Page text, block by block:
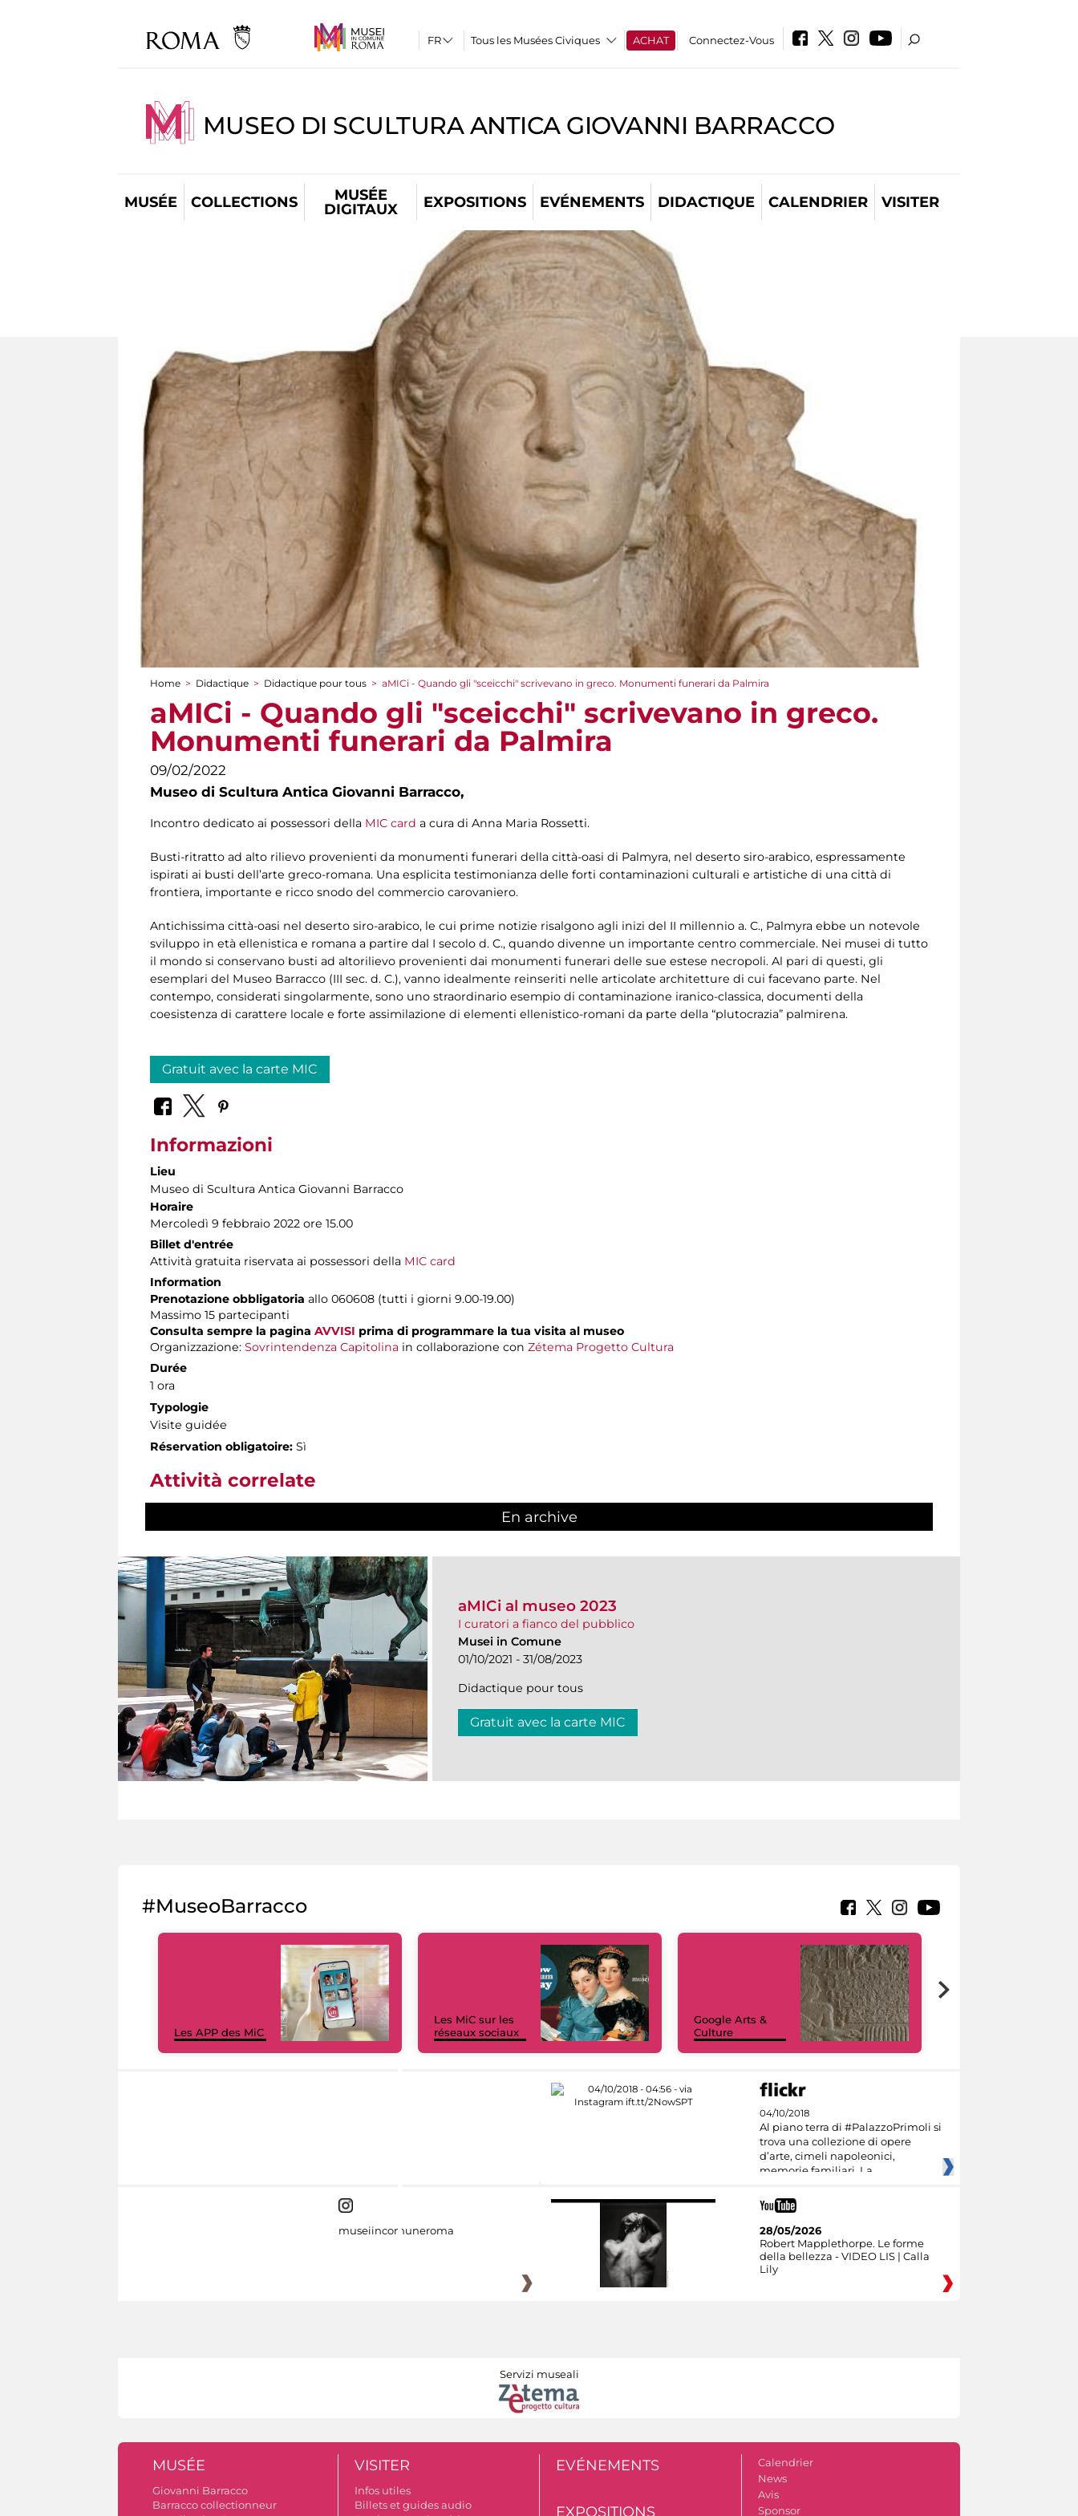
Tous les Musées Civiques ACHAT Connectez-Vous
MUSEO DI SCULTURA ANTICA GIOVANNI BARRACCO
MUSÉE COLLECTIONS
MUSÉE
DIGITAUX
EXPOSITIONS EVÉNEMENTS DIDACTIQUE CALENDRIER VISITER
You are here
Home > Didactique > Didactique pour tous > aMICi - Quando gli "sceicchi" scrivevano in greco. Monumenti funerari da Palmira
aMICi - Quando gli "sceicchi" scrivevano in greco.
Monumenti funerari da Palmira
09/02/2022
Museo di Scultura Antica Giovanni Barracco,
Incontro dedicato ai possessori della MIC card a cura di Anna Maria Rossetti.
Busti-ritratto ad alto rilievo provenienti da monumenti funerari della città-oasi di Palmyra, nel deserto siro-arabico, espressamente
ispirati ai busti dell’arte greco-romana. Una esplicita testimonianza delle forti contaminazioni culturali e artistiche di una città di
frontiera, importante e ricco snodo del commercio carovaniero.
Antichissima città-oasi nel deserto siro-arabico, le cui prime notizie risalgono agli inizi del II millennio a. C., Palmyra ebbe un notevole
sviluppo in età ellenistica e romana a partire dal I secolo d. C., quando divenne un importante centro commerciale. Nei musei di tutto
il mondo si conservano busti ad altorilievo provenienti dai monumenti funerari delle sue estese necropoli. Al pari di questi, gli
esemplari del Museo Barracco (III sec. d. C.), vanno idealmente reinseriti nelle articolate architetture di cui facevano parte. Nel
contempo, considerati singolarmente, sono uno straordinario esempio di contaminazione iranico-classica, documenti della
coesistenza di carattere locale e forte assimilazione di elementi ellenistico-romani da parte della “plutocrazia” palmirena.
Gratuit avec la carte MIC
Informazioni
Lieu
Museo di Scultura Antica Giovanni Barracco
Horaire
Mercoledì 9 febbraio 2022 ore 15.00
Billet d'entrée
Attività gratuita riservata ai possessori della MIC card
Information
Prenotazione obbligatoria allo 060608 (tutti i giorni 9.00-19.00)
Massimo 15 partecipanti
Consulta sempre la pagina AVVISI prima di programmare la tua visita al museo
Organizzazione: Sovrintendenza Capitolina in collaborazione con Zétema Progetto Cultura
Durée
1 ora
Typologie
Visite guidée
Réservation obligatoire: Sì
Attività correlate
En archive
aMICi al museo 2023
I curatori a fianco del pubblico
Musei in Comune
01/10/2021 - 31/08/2023
Didactique pour tous
Gratuit avec la carte MIC
#MuseoBarracco
Les APP des MiC
Les MiC sur les
réseaux sociaux
Google Arts &
Culture
04/10/2018
Al piano terra di #PalazzoPrimoli si
trova una collezione di opere
d’arte, cimeli napoleonici,
memorie familiari. La
museiincomuneroma
28/05/2026
Robert Mapplethorpe. Le forme
della bellezza - VIDEO LIS | Calla
Lily
Servizi museali
MUSÉE
Giovanni Barracco
Barracco collectionneur
VISITER
Infos utiles
Billets et guides audio
EVÉNEMENTS
EXPOSITIONS
Calendrier
News
Avis
Sponsor